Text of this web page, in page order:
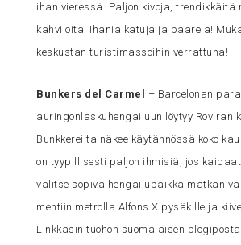
ihan vieressä. Paljon kivoja, trendikkäitä
kahviloita. Ihania katuja ja baareja!
keskustan turistimassoihin verrattuna!
Bunkers del Carmel
– Barcelonan
auringonlaskuhengailuun löytyy Roviran
Bunkkereilta näkee käytännössä koko
on tyypillisesti paljon ihmisiä, jos
valitse sopiva hengailupaikka matkan
mentiin metrolla Alfons X pysäkille ja
Linkkasin tuohon suomalaisen